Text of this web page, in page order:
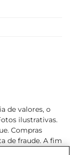
de valores, o
ilustrativas.
Compras
de fraude. A fim